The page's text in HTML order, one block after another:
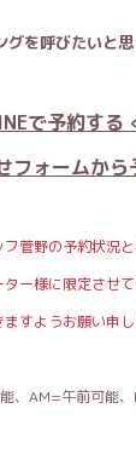
グを呼びたいと思
で予約する
フォームか
菅野の予約状況と
ー様に限定させて
すようお願い申し
、AM=午前可能